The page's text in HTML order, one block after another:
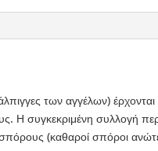
των αγγέλων)
Η συγκεκριμένη συλλογή
(καθαροί σπόροι